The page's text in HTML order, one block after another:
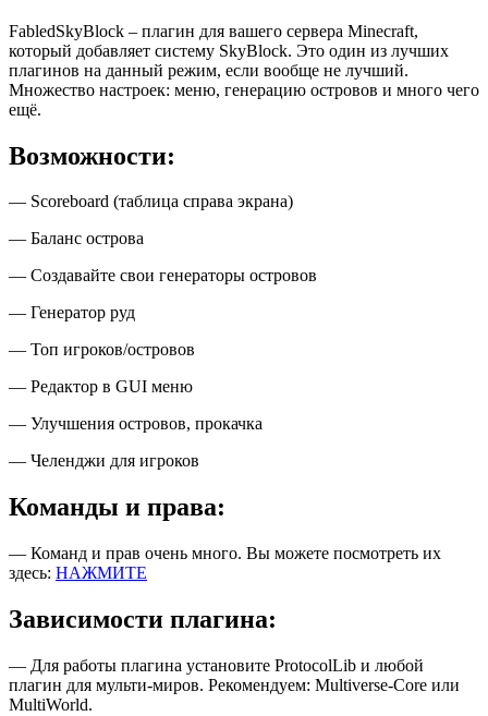
FabledSkyBlock – плагин для вашего сервера Minecraft,
который добавляет систему SkyBlock. Это один из лучших
плагинов на данный режим, если вообще не лучший.
Множество настроек: меню, генерацию островов и много чего
ещё.
Возможности:
— Scoreboard (таблица справа экрана)
— Баланс острова
— Создавайте свои генераторы островов
— Генератор руд
— Топ игроков/островов
— Редактор в GUI меню
— Улучшения островов, прокачка
— Челенджи для игроков
Команды и права:
— Команд и прав очень много. Вы можете посмотреть их
здесь: НАЖМИТЕ
Зависимости плагина:
— Для работы плагина установите ProtocolLib и любой
плагин для мульти-миров. Рекомендуем: Multiverse-Core или
MultiWorld.